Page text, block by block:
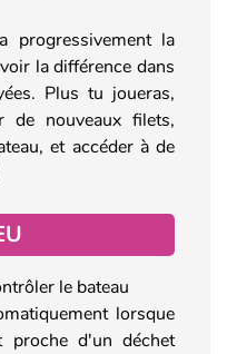
progressivement la
la différence dans
Plus tu joueras,
de nouveaux filets,
et accéder à de
le bateau
lorsque
proche d'un déchet